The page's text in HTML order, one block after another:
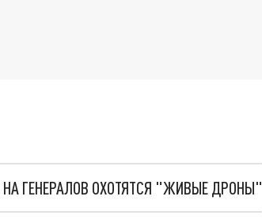
ГЕНЕРАЛОВ ОХОТЯТСЯ "ЖИВЫЕ ДРОНЫ"